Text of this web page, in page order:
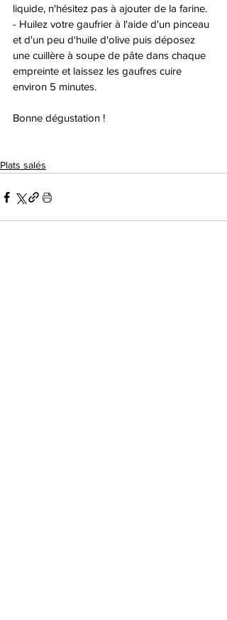
liquide, n'hésitez pas à ajouter de la farine.
- Huilez votre gaufrier à l'aide d'un pinceau
et d'un peu d'huile d'olive puis déposez
une cuillère à soupe de pâte dans chaque
empreinte et laissez les gaufres cuire
environ 5 minutes.
Bonne dégustation !
Plats salés